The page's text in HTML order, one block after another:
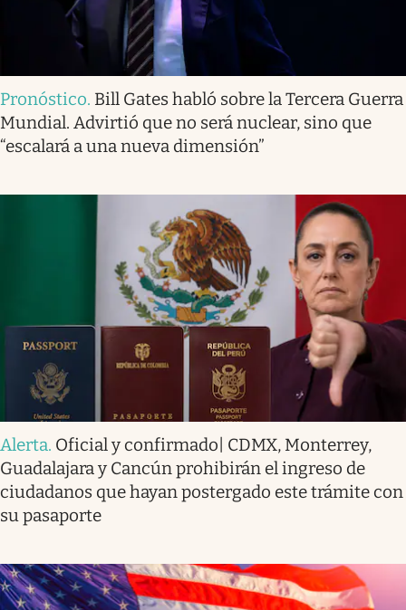
Pronóstico. Bill Gates habló sobre la Tercera Guerra
Mundial. Advirtió que no será nuclear, sino que
“escalará a una nueva dimensión”
Alerta. Oficial y confirmado| CDMX, Monterrey,
Guadalajara y Cancún prohibirán el ingreso de
ciudadanos que hayan postergado este trámite con
su pasaporte